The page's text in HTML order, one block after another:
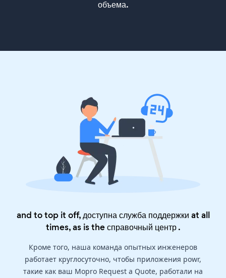
объема.
and to top it off, доступна служба поддержки at all
times, as is theсправочный центр.
Кроме того, наша команда опытных инженеров
работает круглосуточно, чтобы приложения powr,
такие как ваш Mopro Request a Quote, работали на